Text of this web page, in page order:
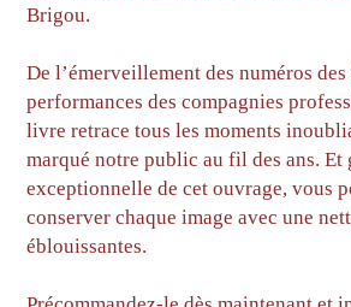
Brigou.
De l’émerveillement des numéros
performances des compagnies
livre retrace tous les moments
marqué notre public au fil des ans. Et
exceptionnelle de cet ouvrage, vous
conserver chaque image avec une
éblouissantes.